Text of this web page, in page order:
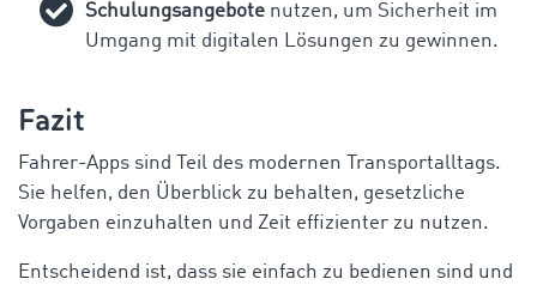
Schulungsangebote nutzen, um Sicherheit im
Umgang mit digitalen Lösungen zu gewinnen.
Fazit
Fahrer-Apps sind Teil des modernen Transportalltags.
Sie helfen, den Überblick zu behalten, gesetzliche
Vorgaben einzuhalten und Zeit effizienter zu nutzen.
Entscheidend ist, dass sie einfach zu bedienen sind und